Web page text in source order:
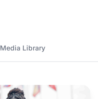
Media Library